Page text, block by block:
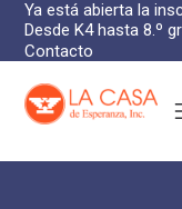
Ya está abierta la
Desde K4 hasta 8.º
Contacto